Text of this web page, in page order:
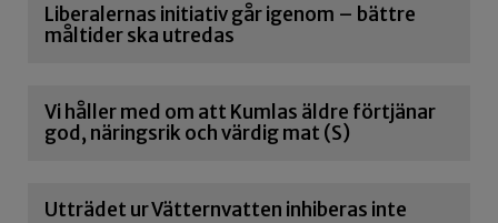
Liberalernas initiativ går igenom – bättre
måltider ska utredas
Vi håller med om att Kumlas äldre förtjänar
god, näringsrik och värdig mat (S)
Utträdet ur Vätternvatten inhiberas inte